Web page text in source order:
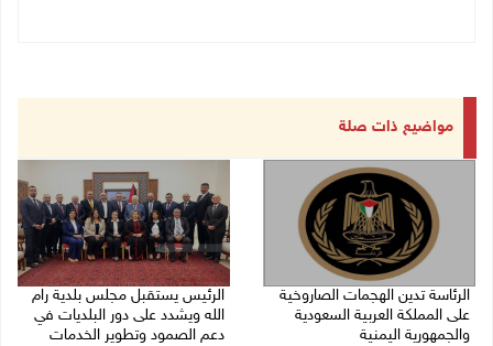
مواضيع ذات صلة
الرئاسة تدين الهجمات الصاروخية
على المملكة العربية السعودية
والجمهورية اليمنية
الرئيس يستقبل مجلس بلدية رام
الله ويشدد على دور البلديات في
دعم الصمود وتطوير الخدمات